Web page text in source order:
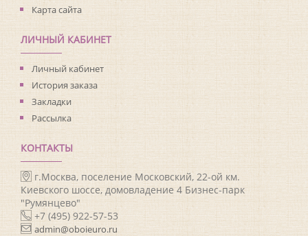
Карта сайта
ЛИЧНЫЙ КАБИНЕТ
Личный кабинет
История заказа
Закладки
Рассылка
КОНТАКТЫ
г.Москва, поселение Московский, 22-ой км.
Киевского шоссе, домовладение 4 Бизнес-парк
"Румянцево"
+7 (495) 922-57-53
admin@oboieuro.ru